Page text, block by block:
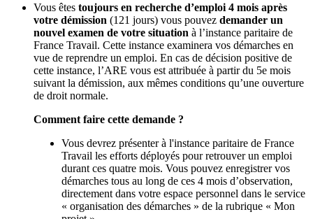
Vous êtes toujours en recherche d’emploi 4 mois après
votre démission (121 jours) vous pouvez demander un
nouvel examen de votre situation à l’instance paritaire de
France Travail. Cette instance examinera vos démarches en
vue de reprendre un emploi. En cas de décision positive de
cette instance, l’ARE vous est attribuée à partir du 5e mois
suivant la démission, aux mêmes conditions qu’une ouverture
de droit normale.
Comment faire cette demande ?
Vous devrez présenter à l'instance paritaire de France
Travail les efforts déployés pour retrouver un emploi
durant ces quatre mois. Vous pouvez enregistrer vos
démarches tous au long de ces 4 mois d’observation,
directement dans votre espace personnel dans le service
« organisation des démarches » de la rubrique « Mon